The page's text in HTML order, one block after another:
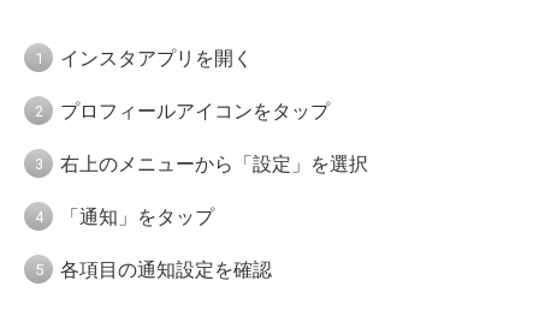
インスタアプリを開く
プロフィールアイコンをタップ
右上のメニューから「設定」を選択
「通知」をタップ
各項目の通知設定を確認